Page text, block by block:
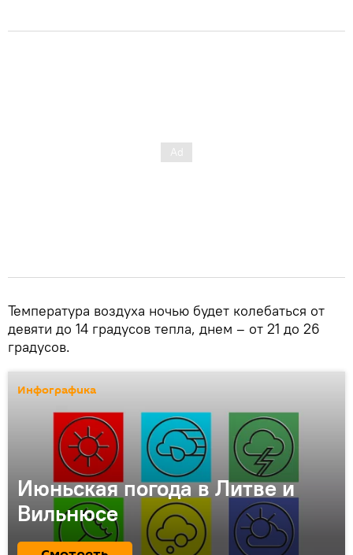
Температура воздуха ночью будет колебаться от
девяти до 14 градусов тепла, днем – от 21 до 26
градусов.
Инфографика
Июньская погода в Литве и
Вильнюсе